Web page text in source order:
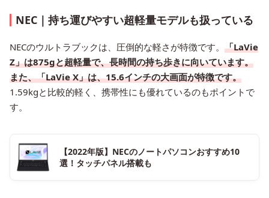
NEC｜持ち運びやすい超軽量モデルも扱っている
NECのウルトラブックは、圧倒的な軽さが特徴です。 「LaVie
Z」は875gと超軽量で、長時間の持ち歩きに向いています。
また、「LaVie X」は、15.6インチの大画面が特徴です。
1.59kgと比較的軽く、携帯性にも優れているのもポイントで
す。
【2022年版】NECのノートパソコンおすすめ10
選！タッチパネル搭載も